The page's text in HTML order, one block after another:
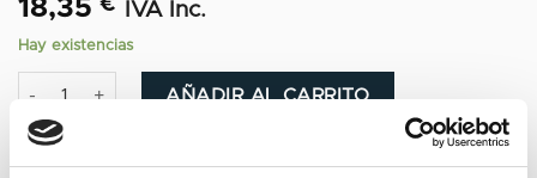
18,35€ IVA Inc.
Hay existencias
Tequila La Malinche Gold cantidad
AÑADIR AL CARRITO